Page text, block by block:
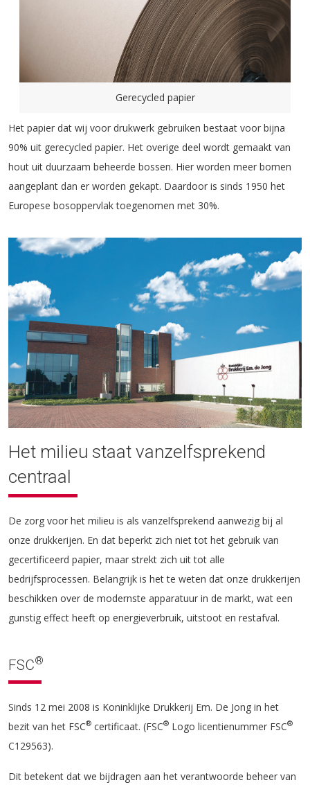
Gerecycled papier
Het papier dat wij voor drukwerk gebruiken bestaat voor bijna
90% uit gerecycled papier. Het overige deel wordt gemaakt van
hout uit duurzaam beheerde bossen. Hier worden meer bomen
aangeplant dan er worden gekapt. Daardoor is sinds 1950 het
Europese bosoppervlak toegenomen met 30%.
Het milieu staat vanzelfsprekend
centraal
De zorg voor het milieu is als vanzelfsprekend aanwezig bij al
onze drukkerijen. En dat beperkt zich niet tot het gebruik van
gecertificeerd papier, maar strekt zich uit tot alle
bedrijfsprocessen. Belangrijk is het te weten dat onze drukkerijen
beschikken over de modernste apparatuur in de markt, wat een
gunstig effect heeft op energieverbruik, uitstoot en restafval.
FSC®
Sinds 12 mei 2008 is Koninklijke Drukkerij Em. De Jong in het
bezit van het FSC® certificaat. (FSC® Logo licentienummer FSC®
C129563).
Dit betekent dat we bijdragen aan het verantwoorde beheer van